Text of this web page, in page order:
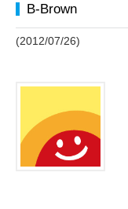
B-Brown
(2012/07/26)